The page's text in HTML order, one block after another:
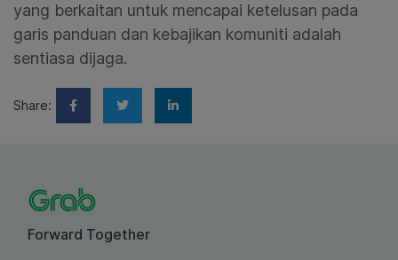
yang berkaitan untuk mencapai ketelusan pada
garis panduan dan kebajikan komuniti adalah
sentiasa dijaga.
Share:
Forward Together